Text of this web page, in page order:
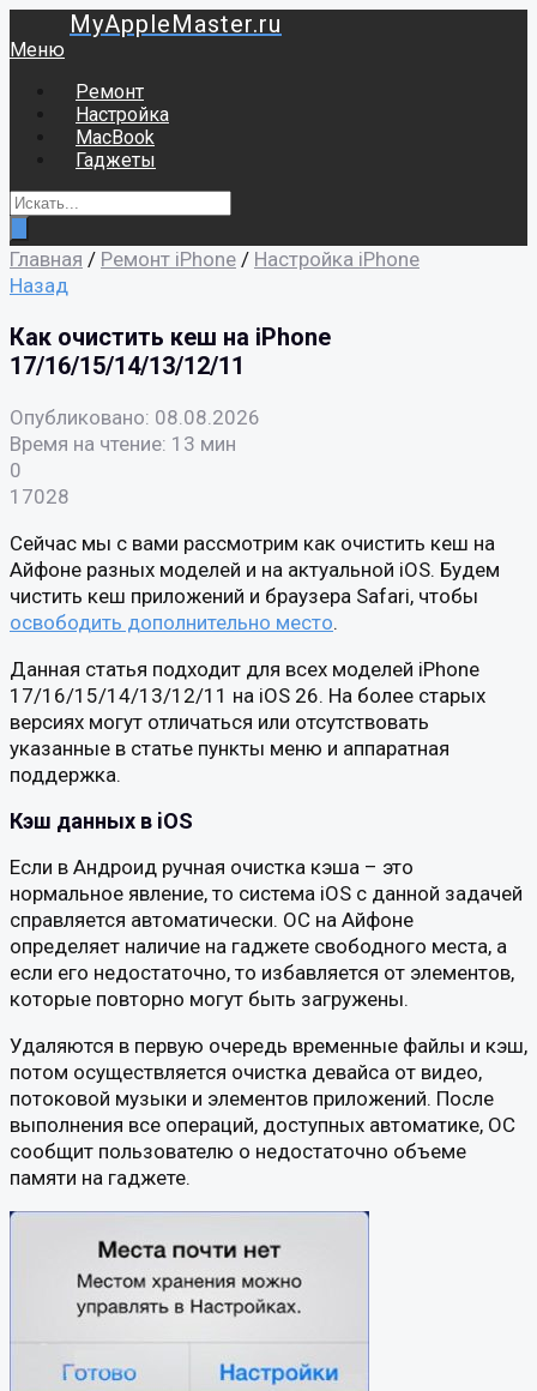
MyAppleMaster.ru
Меню
Ремонт
Настройка
MacBook
Гаджеты
Главная / Ремонт iPhone / Настройка iPhone
Назад
Как очистить кеш на iPhone
17/16/15/14/13/12/11
Опубликовано: 08.08.2026
Время на чтение: 13 мин
0
17028
Сейчас мы с вами рассмотрим как очистить кеш на
Айфоне разных моделей и на актуальной iOS. Будем
чистить кеш приложений и браузера Safari, чтобы
освободить дополнительно место.
Данная статья подходит для всех моделей iPhone
17/16/15/14/13/12/11 на iOS 26. На более старых
версиях могут отличаться или отсутствовать
указанные в статье пункты меню и аппаратная
поддержка.
Кэш данных в iOS
Если в Андроид ручная очистка кэша – это
нормальное явление, то система iOS с данной задачей
справляется автоматически. ОС на Айфоне
определяет наличие на гаджете свободного места, а
если его недостаточно, то избавляется от элементов,
которые повторно могут быть загружены.
Удаляются в первую очередь временные файлы и кэш,
потом осуществляется очистка девайса от видео,
потоковой музыки и элементов приложений. После
выполнения все операций, доступных автоматике, ОС
сообщит пользователю о недостаточно объеме
памяти на гаджете.